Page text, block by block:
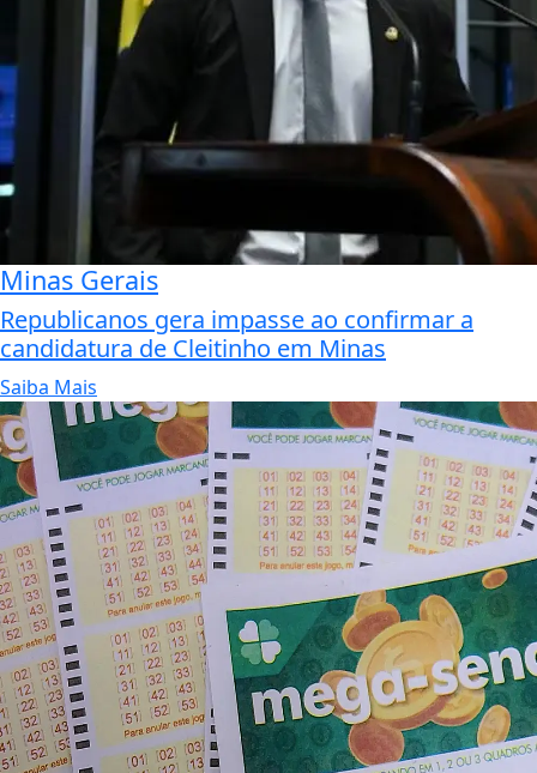
Minas Gerais
Republicanos gera impasse ao confirmar a
candidatura de Cleitinho em Minas
Saiba Mais